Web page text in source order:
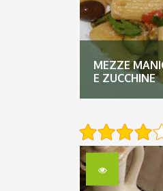
MEZZE
E ZUCCHINE